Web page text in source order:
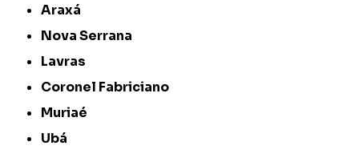
Araxá
Nova Serrana
Lavras
Coronel Fabriciano
Muriaé
Ubá